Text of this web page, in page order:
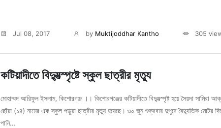
Jul 08, 2017 by Muktijoddhar Kantho 305
কটিয়াদীতে বিদ্যুত্‍স্পৃষ্টে স্কুল ছাত্রীর মৃত্যু
মোহাম্মদ আরিফুল ইসলাম, কিশোরগঞ্জ ।। কিশোরগঞ্জের কটিয়াদীতে বিদ্যুত্‍স্পৃষ্ট হয়ে সৈয়দা সামিরা
ছোঁয়া (১৪) নামের এক স্কুল পড়ুয়া ছাত্রীর মৃত্যু হয়েছে। ৩০ জুন শুক্রবার দুপুরে বৈদ্যুতিক মোটর
পানি...